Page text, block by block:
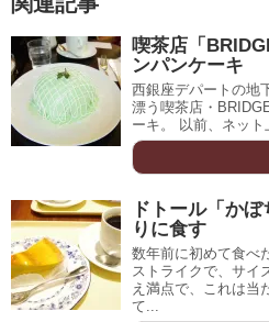
喫茶店「
ンパンケーキ
西銀座デパートの地
漂う喫茶店・
ーキ。 以前、ネット
ドトール「か
りに食す
数年前に初めて食べ
ストライクで、サイ
え満点で、これは当
て...